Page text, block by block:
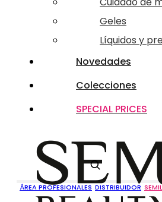
Geles
Líquidos y
Novedades
Colecciones
SPECIAL PRICES
ÁREA PROFESIONALES DISTRIBUIDOR